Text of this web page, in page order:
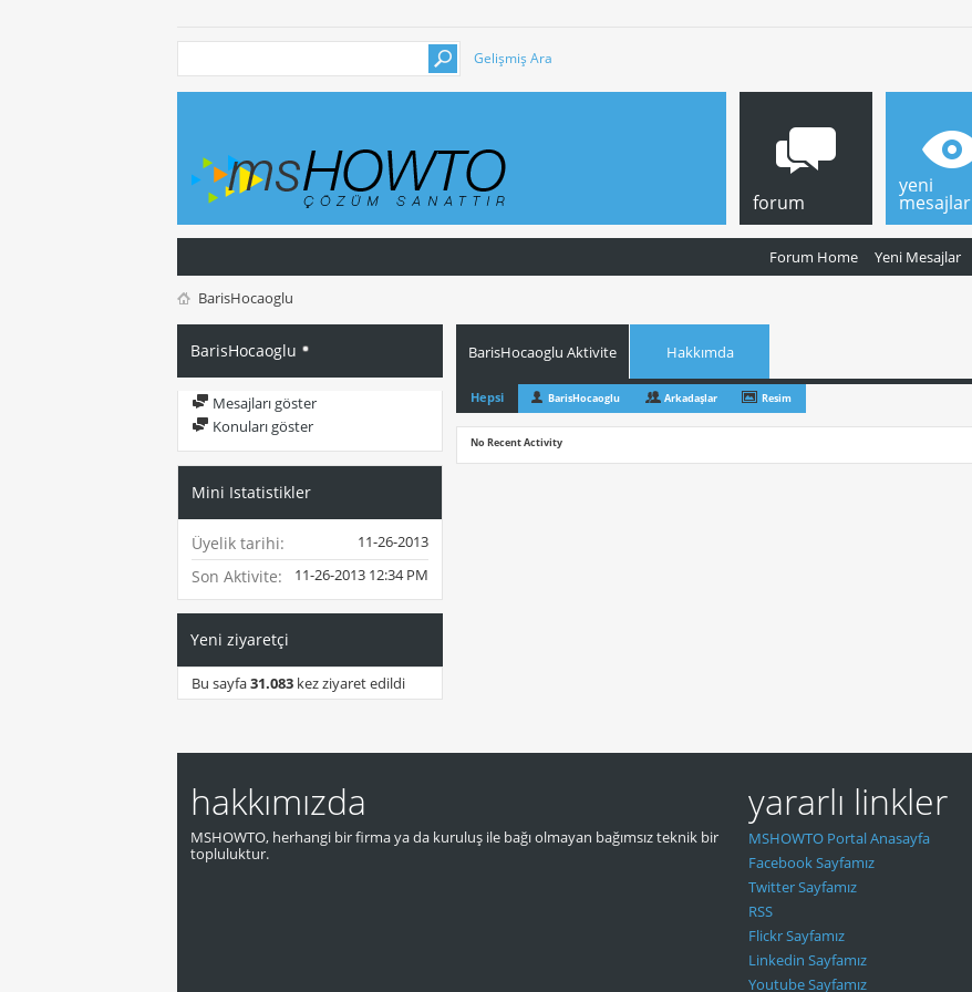
Gelişmiş Ara
forum
Forum Home Yeni Mesajlar
yeni
mesajlar
BarisHocaoglu
BarisHocaoglu
Mesajları göster
Konuları göster
Mini Istatistikler
Üyelik tarihi 11-26-2013
Son Aktivite 11-26-2013 12:34 PM
Yeni ziyaretçi
Bu sayfa31.083 kez ziyaret edildi
BarisHocaoglu Aktivite Hakkımda
Hepsi BarisHocaoglu Arkadaşlar Resim
No Recent Activity
hakkımızda
MSHOWTO, herhangi bir firma ya da kuruluş ile bağı olmayan bağımsız teknik bir
topluluktur.
yararlı linkler
MSHOWTO Portal Anasayfa
Facebook Sayfamız
Twitter Sayfamız
RSS
Flickr Sayfamız
Linkedin Sayfamız
Youtube Sayfamız